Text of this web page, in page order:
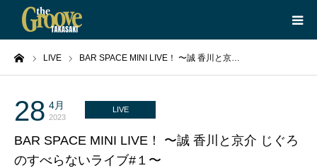
LIVE BAR SPACE MINI LIVE！ 〜誠 香川と京…
28 4月
2023
LIVE
BAR SPACE MINI LIVE！ 〜誠 香川と京介 じぐろ
のすべらないライブ#１〜
HOME
LIVE
EQUIPMENT